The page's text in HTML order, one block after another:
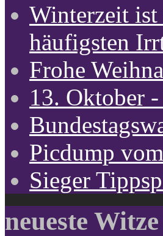
Winterzeit ist
häufigsten
Frohe
13. Oktober
Picdump
Sieger
neueste Witze